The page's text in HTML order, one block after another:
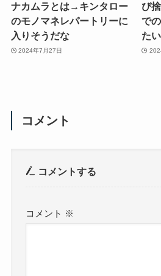
ナカムラとは→キンタロー
のモノマネレパートリーに
入りそうだな
2024年7月27日
び
で
たい
コメント
コメントする
コメント ※